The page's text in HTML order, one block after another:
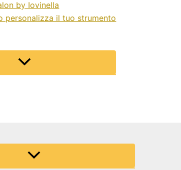
by Iovinella
personalizza il tuo strumento